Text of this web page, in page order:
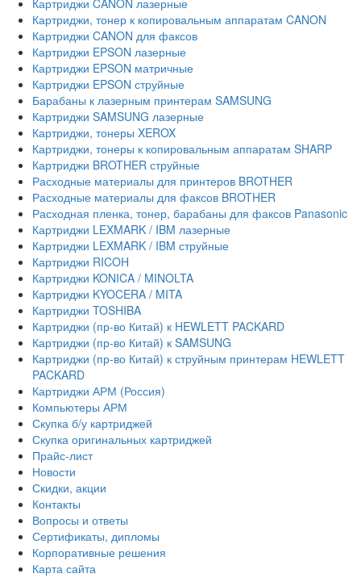
Картриджи, тонер к копировальным аппаратам CANON
Картриджи CANON для факсов
Картриджи EPSON лазерные
Картриджи EPSON матричные
Картриджи EPSON струйные
Барабаны к лазерным принтерам SAMSUNG
Картриджи SAMSUNG лазерные
Картриджи, тонеры XEROX
Картриджи, тонеры к копировальным аппаратам SHARP
Картриджи BROTHER струйные
Расходные материалы для принтеров BROTHER
Расходные материалы для факсов BROTHER
Расходная пленка, тонер, барабаны для факсов Panasonic
Картриджи LEXMARK / IBM лазерные
Картриджи LEXMARK / IBM струйные
Картриджи RICOH
Картриджи KONICA / MINOLTA
Картриджи KYOCERA / MITA
Картриджи TOSHIBA
Картриджи (пр-во Китай) к HEWLETT PACKARD
Картриджи (пр-во Китай) к SAMSUNG
Картриджи (пр-во Китай) к струйным принтерам HEWLETT
PACKARD
Картриджи АРМ (Россия)
Компьютеры АРМ
Скупка б/у картриджей
Скупка оригинальных картриджей
Прайс-лист
Новости
Скидки, акции
Контакты
Вопросы и ответы
Сертификаты, дипломы
Корпоративные решения
Карта сайта